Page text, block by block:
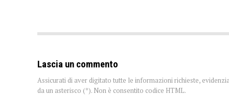
Lascia un commento
Assicurati di aver digitato tutte le informazioni richieste,
da un asterisco (*). Non è consentito codice HTML.